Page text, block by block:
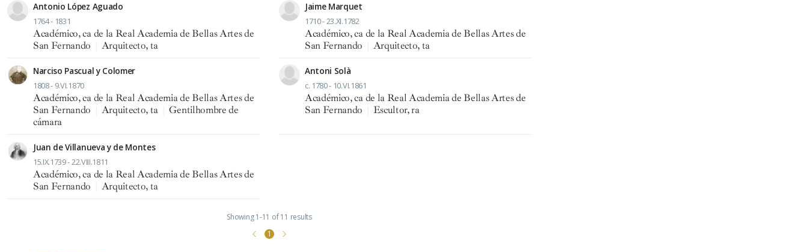
Antonio López Aguado
1764 - 1831
Académico, ca de la Real Academia de Bellas Artes de
San Fernando
Arquitecto, ta
Jaime Marquet
1710 - 23.XI.1782
Académico, ca de la Real Academia de Bellas Artes de
San Fernando
Arquitecto, ta
Narciso Pascual y Colomer
1808 - 9.VI.1870
Académico, ca de la Real Academia de Bellas Artes de
San Fernando
Arquitecto, ta
Gentilhombre de
cámara
Antoni Solà
c. 1780 - 10.VI.1861
Académico, ca de la Real Academia de Bellas Artes de
San Fernando
Escultor, ra
Juan de Villanueva y de Montes
15.IX.1739 - 22.VIII.1811
Académico, ca de la Real Academia de Bellas Artes de
San Fernando
Arquitecto, ta
Showing 1-11 of 11 results
1